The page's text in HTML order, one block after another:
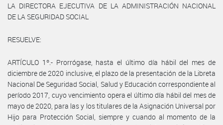
LA DIRECTORA EJECUTIVA DE LA ADMINISTRACIÓN NACIONAL
DE LA SEGURIDAD SOCIAL
RESUELVE:
ARTÍCULO 1º.- Prorrógase, hasta el último día hábil del mes de
diciembre de 2020 inclusive, el plazo de la presentación de la Libreta
Nacional De Seguridad Social, Salud y Educación correspondiente al
período 2017, cuyo vencimiento opera el último día hábil del mes de
mayo de 2020, para las y los titulares de la Asignación Universal por
Hijo para Protección Social, siempre y cuando al momento de la